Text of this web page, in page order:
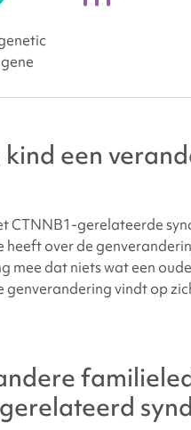
een
CTNNB1-gerelateerde
over de
mee dat niets wat een
vindt op